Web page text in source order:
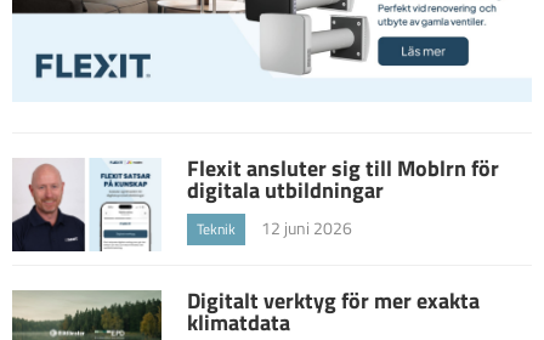
Flexit ansluter sig till Moblrn för
digitala utbildningar
Teknik 12 juni 2026
Digitalt verktyg för mer exakta
klimatdata